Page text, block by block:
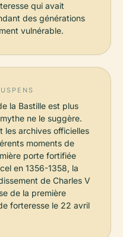
qui avait
des générations
vulnérable.
la Bastille est plus
ne le suggère.
les archives officielles
moments de
porte fortifiée
en 1356-1358, la
de Charles V
de la première
forteresse le 22 avril